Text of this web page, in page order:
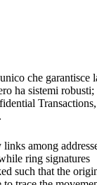
che garantisce
ha sistemi robusti;
Transactions,
links among
ring signatures
such that the